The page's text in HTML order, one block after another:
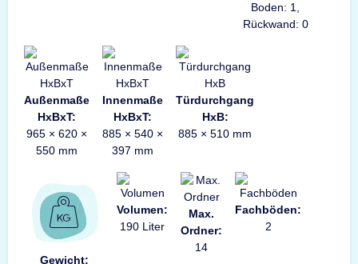
Boden: 1,
Rückwand: 0
Außenmaße
HxBxT:
965 × 620 ×
550 mm
Innenmaße
HxBxT:
885 × 540 ×
397 mm
Türdurchgang
HxB:
885 × 510 mm
Gewicht:
Volumen:
190 Liter
Max.
Ordner:
14
Fachböden:
2